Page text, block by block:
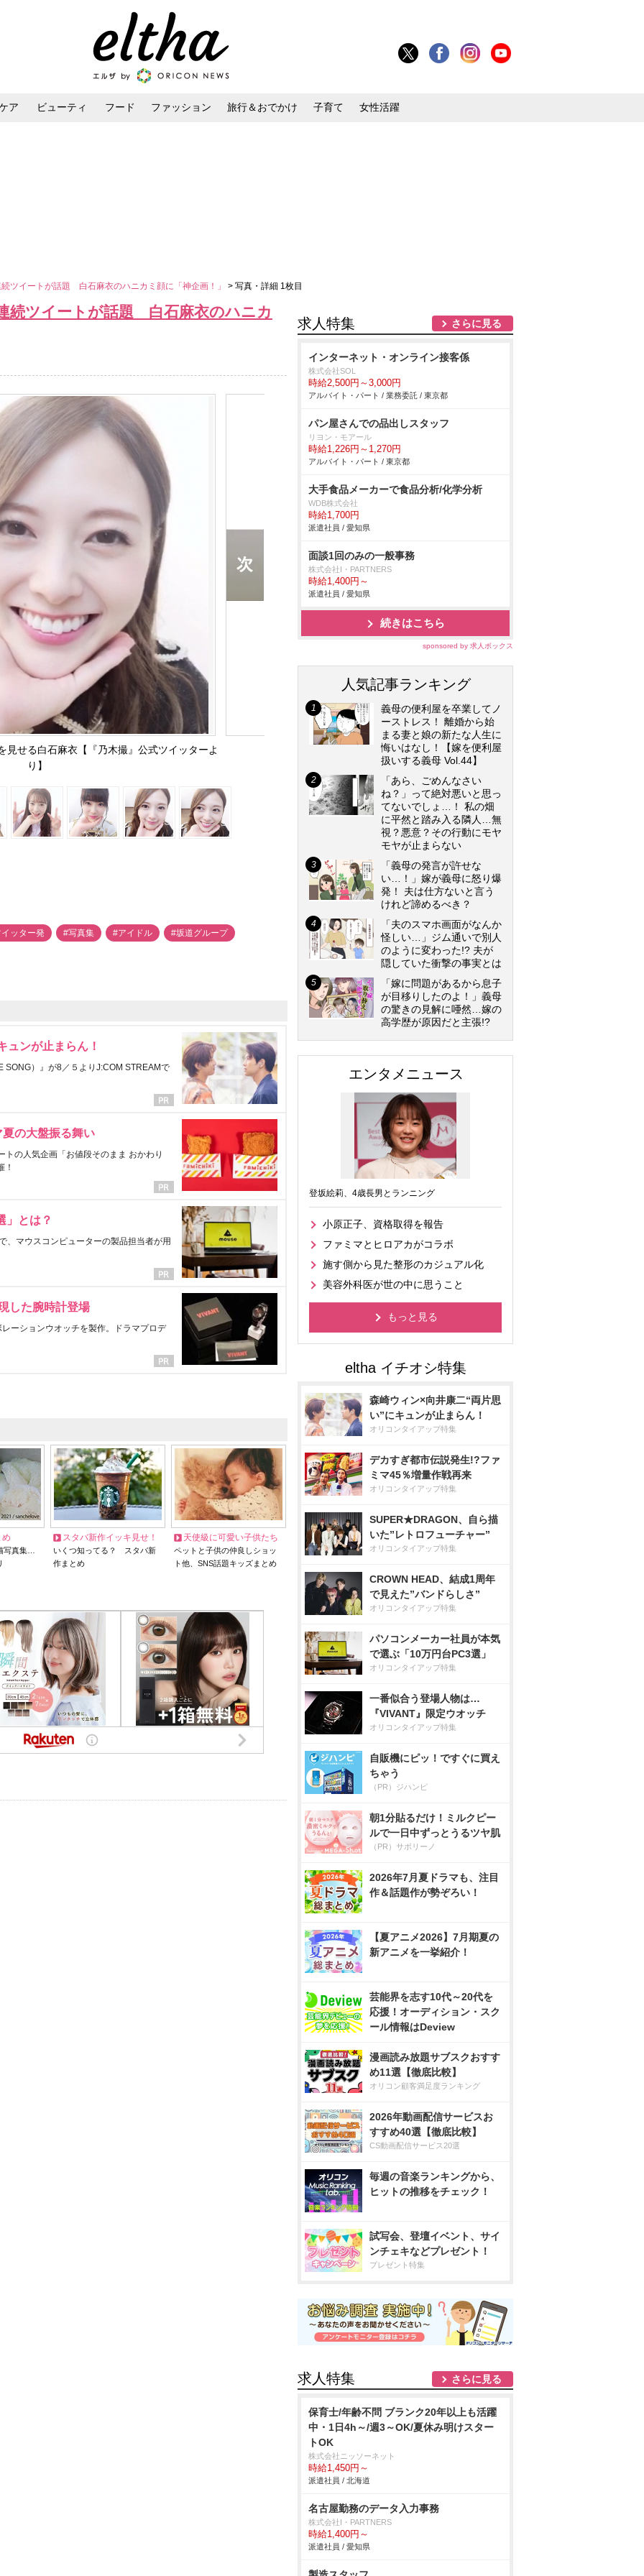
ア ビューティ フード ファッション 旅行＆おでかけ 子育て 女性活躍
ツイートが話題 白石麻衣のハニカミ顔に「神企画！」 > 写真・詳細 1枚目
続ツイートが話題 白石麻衣のハニカ
見せる白石麻衣【『乃木撮』公式ツイッターよ
り】
ッター発 #写真集 #アイドル #坂道グループ
ュンが止まらん！
SONG）』が8／５よりJ:COM STREAMで
の大盤振る舞い
の人気企画「お値段そのまま おかわり
！
」とは？
、マウスコンピューターの製品担当者が用
した腕時計登場
ーションウオッチを製作。ドラマプロデ
め
写真集…
スタバ新作イッキ見せ！
いくつ知ってる？ スタバ新
作まとめ
天使級に可愛い子供たち
ペットと子供の仲良しショッ
ト他、SNS話題キッズまとめ
求人特集 さらに見る
インターネット・オンライン接客係
株式会社SOL
時給2,500円～3,000円
アルバイト・パート / 業務委託 / 東京都
パン屋さんでの品出しスタッフ
リヨン・モアール
時給1,226円～1,270円
アルバイト・パート / 東京都
大手食品メーカーで食品分析/化学分析
WDB株式会社
時給1,700円
派遣社員 / 愛知県
面談1回のみの一般事務
株式会社I・PARTNERS
時給1,400円～
派遣社員 / 愛知県
続きはこちら
sponsored by 求人ボックス
人気記事ランキング
義母の便利屋を卒業してノ
ーストレス！ 離婚から始
まる妻と娘の新たな人生に
悔いはなし！【嫁を便利屋
扱いする義母 Vol.44】
「あら、ごめんなさい
ね？」って絶対悪いと思っ
てないでしょ…！ 私の畑
に平然と踏み入る隣人…無
視？悪意？その行動にモヤ
モヤが止まらない
「義母の発言が許せな
い…！」嫁が義母に怒り爆
発！ 夫は仕方ないと言う
けれど諦めるべき？
「夫のスマホ画面がなんか
怪しい…」ジム通いで別人
のように変わった!? 夫が
隠していた衝撃の事実とは
「嫁に問題があるから息子
が目移りしたのよ！」義母
の驚きの見解に唖然…嫁の
高学歴が原因だと主張!?
エンタメニュース
登坂絵莉、4歳長男とランニング
小原正子、資格取得を報告
ファミマとヒロアカがコラボ
施す側から見た整形のカジュアル化
美容外科医が世の中に思うこと
もっと見る
森崎ウィン×向井康二“両片思
い”にキュンが止まらん！
オリコンタイアップ特集
デカすぎ都市伝説発生!?ファ
ミマ45％増量作戦再来
オリコンタイアップ特集
SUPER★DRAGON、自ら描
いた”レトロフューチャー”
オリコンタイアップ特集
CROWN HEAD、結成1周年
で見えた”バンドらしさ”
オリコンタイアップ特集
パソコンメーカー社員が本気
で選ぶ「10万円台PC3選」
オリコンタイアップ特集
一番似合う登場人物は…
『VIVANT』限定ウオッチ
オリコンタイアップ特集
自販機にピッ！ですぐに買え
ちゃう
（PR）ジハンピ
朝1分貼るだけ！ミルクピー
ルで一日中ずっとうるツヤ肌
（PR）サボリーノ
2026年7月夏ドラマも、注目
作＆話題作が勢ぞろい！
【夏アニメ2026】7月期夏の
新アニメを一挙紹介！
芸能界を志す10代～20代を
応援！オーディション・スク
ール情報はDeview
漫画読み放題サブスクおすす
め11選【徹底比較】
オリコン顧客満足度ランキング
2026年動画配信サービスお
すすめ40選【徹底比較】
CS動画配信サービス20選
毎週の音楽ランキングから、
ヒットの推移をチェック！
試写会、登壇イベント、サイ
ンチェキなどプレゼント！
プレゼント特集
求人特集 さらに見る
保育士/年齢不問 ブランク20年以上も活躍
中・1日4h～/週3～OK/夏休み明けスター
トOK
株式会社ニッソーネット
時給1,450円～
派遣社員 / 北海道
名古屋勤務のデータ入力事務
株式会社I・PARTNERS
時給1,400円～
派遣社員 / 愛知県